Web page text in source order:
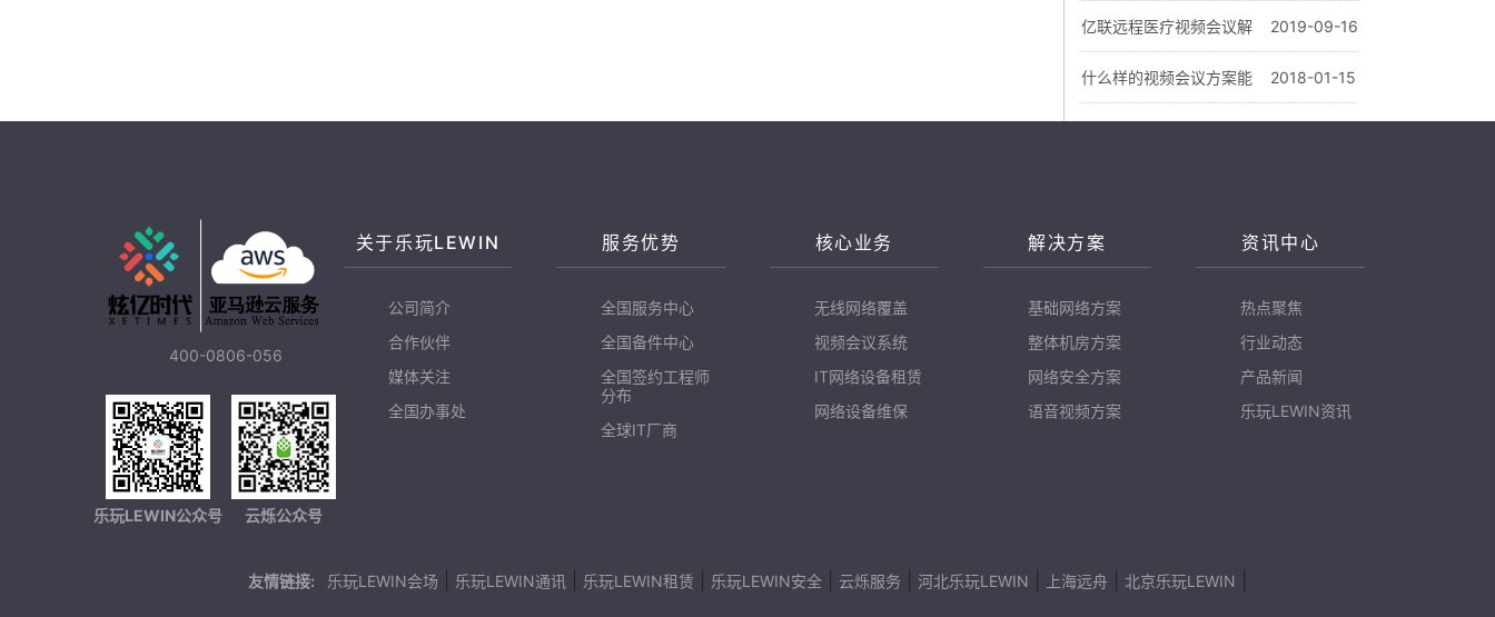
亿联远程医疗视频会议解 2019-09-16
什么样的视频会议方案能 2018-01-15
400-0806-056
乐玩LEWIN公众号 云烁公众号
关于乐玩LEWIN
公司简介
合作伙伴
媒体关注
全国办事处
服务优势
全国服务中心
全国备件中心
全国签约工程师
分布
全球IT厂商
核心业务
无线网络覆盖
视频会议系统
IT网络设备租赁
网络设备维保
解决方案
基础网络方案
整体机房方案
网络安全方案
语音视频方案
资讯中心
热点聚焦
行业动态
产品新闻
乐玩LEWIN资讯
友情链接: 乐玩LEWIN会场 乐玩LEWIN通讯 乐玩LEWIN租赁 乐玩LEWIN安全 云烁服务 河北乐玩LEWIN 上海远舟 北京乐玩LEWIN